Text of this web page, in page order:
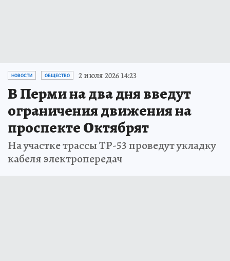
НОВОСТИ ОБЩЕСТВО 2 июля 2026 14:23
В Перми на два дня введут
ограничения движения на
проспекте Октябрят
На участке трассы ТР-53 проведут укладку
кабеля электропередач